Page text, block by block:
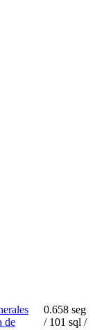
de
0.658 seg
/ 101 sql /